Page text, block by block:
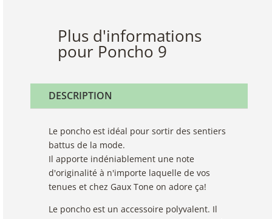
Plus d'informations
pour Poncho 9
DESCRIPTION
Le poncho est idéal pour sortir des sentiers
battus de la mode.
Il apporte indéniablement une note
d'originalité à n'importe laquelle de vos
tenues et chez Gaux Tone on adore ça!
Le poncho est un accessoire polyvalent. Il